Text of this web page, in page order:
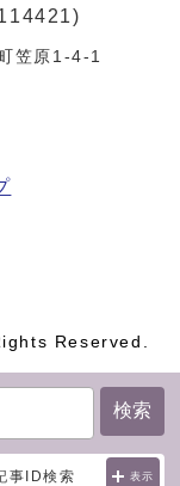
検索
事ID検索 表示
笠原1-4-1
Reserved.